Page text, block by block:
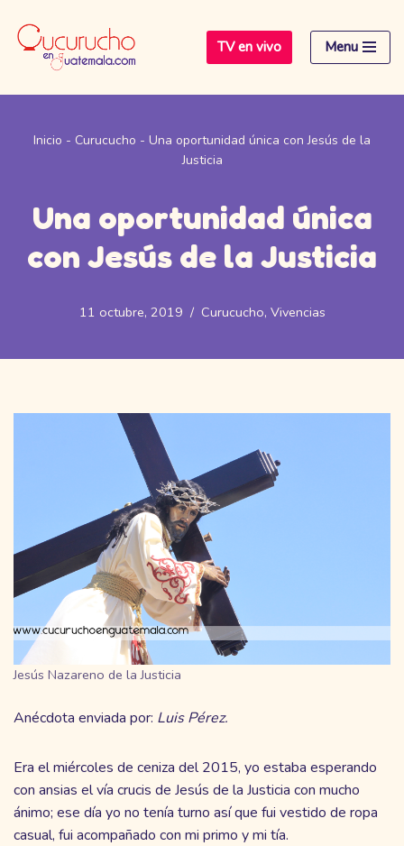
Saltar
contenido
TV en vivo Menu
Inicio - Curucucho - Una oportunidad única con Jesús de la
Justicia
Una oportunidad única
con Jesús de la Justicia
11 octubre, 2019 Curucucho, Vivencias
Jesús Nazareno de la Justicia
Anécdota enviada por: Luis Pérez.
Era el miércoles de ceniza del 2015, yo estaba esperando
con ansias el vía crucis de Jesús de la Justicia con mucho
ánimo; ese día yo no tenía turno así que fui vestido de ropa
casual, fui acompañado con mi primo y mi tía.